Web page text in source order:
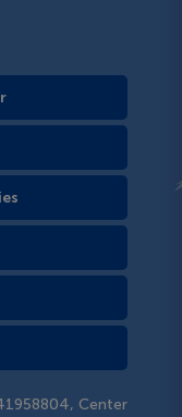
Center